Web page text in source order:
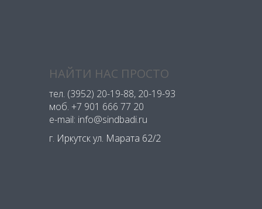
НАЙТИ НАС ПРОСТО
тел. (3952) 20-19-88, 20-19-93
моб. +7 901 666 77 20
e-mail: info@sindbadi.ru
г. Иркутск ул. Марата 62/2